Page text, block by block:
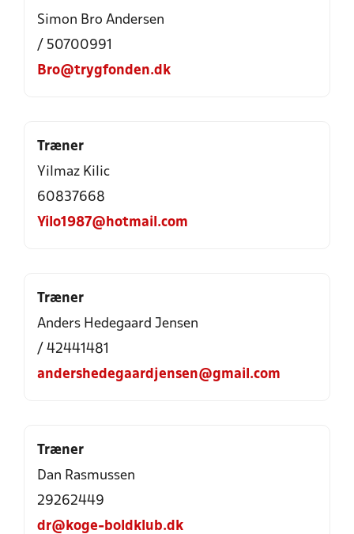
Simon Bro Andersen
/ 50700991
Bro@trygfonden.dk
Træner
Yilmaz Kilic
60837668
Yilo1987@hotmail.com
Træner
Anders Hedegaard Jensen
/ 42441481
andershedegaardjensen@gmail.com
Træner
Dan Rasmussen
29262449
dr@koge-boldklub.dk